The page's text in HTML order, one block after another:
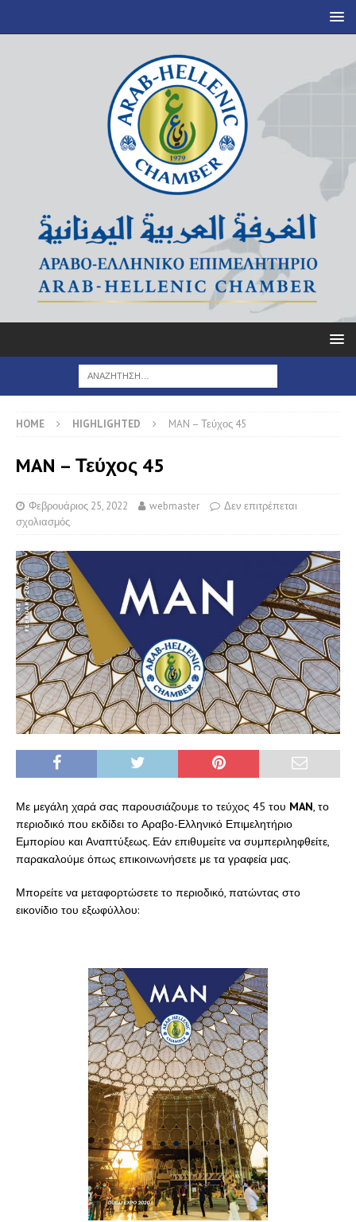
HOME HIGHLIGHTED MAN – Τεύχος 45
MAN – Τεύχος 45
Φεβρουάριος 25, 2022 webmaster
Δεν επιτρέπεται
σχολιασμός
Με μεγάλη χαρά σας παρουσιάζουμε το τεύχος 45 του MAN , το
περιοδικό που εκδίδει το Αραβο-Ελληνικό Επιμελητήριο
Εμπορίου και Αναπτύξεως. Εάν επιθυμείτε να συμπεριληφθείτε,
παρακαλούμε όπως επικοινωνήσετε με τα γραφεία μας.
Μπορείτε να μεταφορτώσετε το περιοδικό, πατώντας στο
εικονίδιο του εξωφύλλου: